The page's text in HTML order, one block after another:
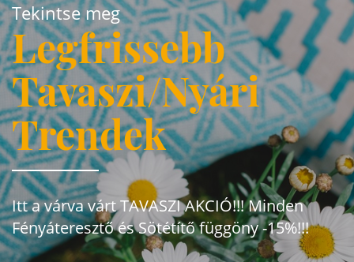
Tekintse meg
Legfrissebb
Tavaszi/Nyári
Trendek
Itt a várva várt TAVASZI AKCIÓ!!! Minden
Fényáteresztő és Sötétítő függöny -15%!!!